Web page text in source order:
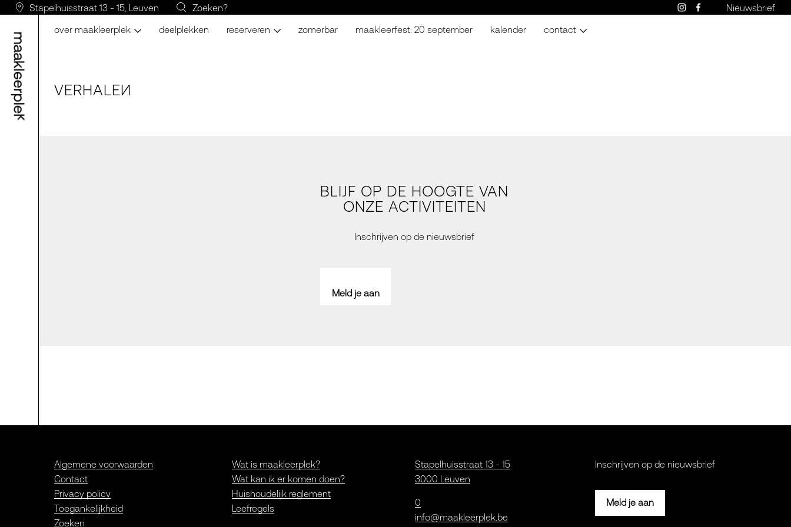
Stapelhuisstraat 13 - 15, Leuven Zoeken? Nieuwsbrief
over maakleerplek deelplekken reserveren zomerbar maakleerfest: 20 september kalender contact
VERHALEN
BLIJF OP DE HOOGTE VAN
ONZE ACTIVITEITEN
Inschrijven op de nieuwsbrief
Meld je aan
Algemene voorwaarden
Contact
Privacy policy
Toegankelijkheid
Zoeken
Wat is maakleerplek?
Wat kan ik er komen doen?
Huishoudelijk reglement
Leefregels
Stapelhuisstraat 13 - 15
3000 Leuven
0
info@maakleerplek.be
Inschrijven op de nieuwsbrief
Meld je aan